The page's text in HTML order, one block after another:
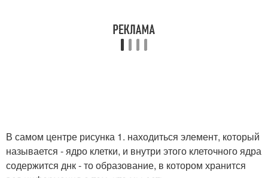
В самом центре рисунка 1. находиться элемент, который
называется - ядро клетки, и внутри этого клеточного ядра
содержится днк - то образование, в котором хранится